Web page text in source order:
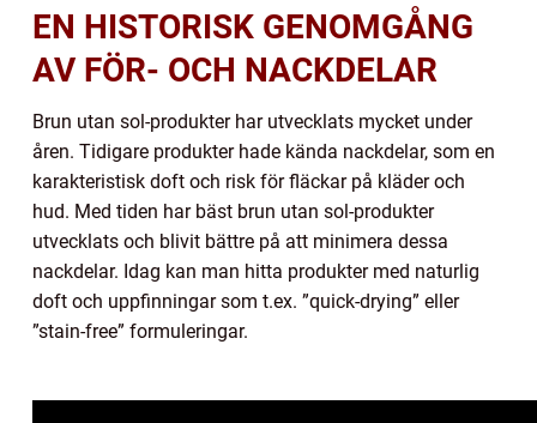
EN HISTORISK GENOMGÅNG
AV FÖR- OCH NACKDELAR
Brun utan sol-produkter har utvecklats mycket under
åren. Tidigare produkter hade kända nackdelar, som en
karakteristisk doft och risk för fläckar på kläder och
hud. Med tiden har bäst brun utan sol-produkter
utvecklats och blivit bättre på att minimera dessa
nackdelar. Idag kan man hitta produkter med naturlig
doft och uppfinningar som t.ex. ”quick-drying” eller
”stain-free” formuleringar.